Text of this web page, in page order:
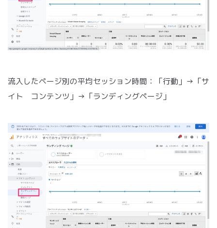
流入したページ別の平均セッション時間：「行動」→「サ
イト コンテンツ」→「ランディングページ」